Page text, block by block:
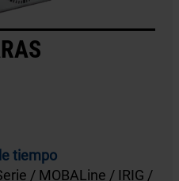
tiempo
/ MOBALine / IRIG /